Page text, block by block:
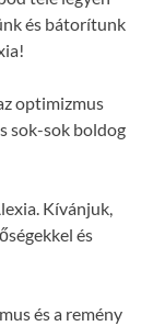
és bátorítunk
optimizmus
sok-sok boldog
Kívánjuk,
és
és a remény